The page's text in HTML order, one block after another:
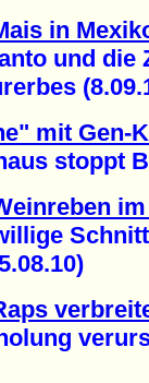
in
und die
mit Gen-
stoppt